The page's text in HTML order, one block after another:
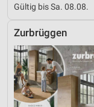
Gültig bis Sa. 08.08.
Zurbrüggen